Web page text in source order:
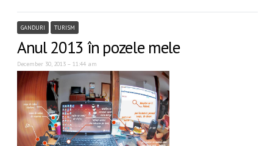
GANDURI TURISM
Anul 2013 în pozele mele
December 30, 2013 – 11:44 am